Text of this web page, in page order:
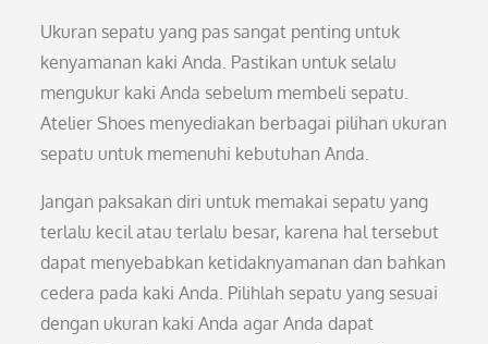
Ukuran sepatu yang pas sangat penting untuk
kenyamanan kaki Anda. Pastikan untuk selalu
mengukur kaki Anda sebelum membeli sepatu.
Atelier Shoes menyediakan berbagai pilihan ukuran
sepatu untuk memenuhi kebutuhan Anda.
Jangan paksakan diri untuk memakai sepatu yang
terlalu kecil atau terlalu besar, karena hal tersebut
dapat menyebabkan ketidaknyamanan dan bahkan
cedera pada kaki Anda. Pilihlah sepatu yang sesuai
dengan ukuran kaki Anda agar Anda dapat